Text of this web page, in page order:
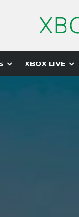
XBOX LIVE